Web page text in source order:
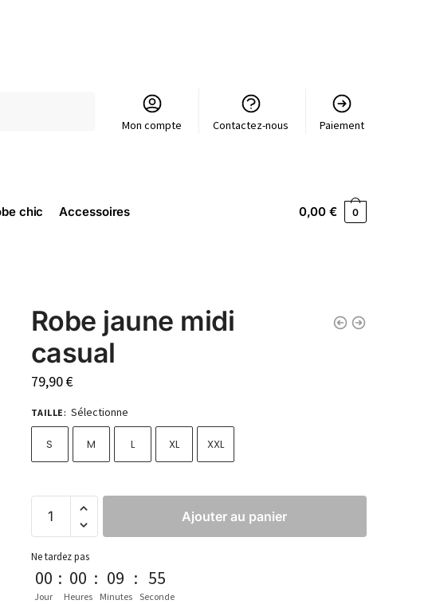
Mon compte Contactez-nous Paiement
chic Accessoires 0,00€ 0
Robe jaune midi
casual
79,90€
TAILLE: Sélectionne
S M L XL XXL
Ajouter au panier
Ne tardez pas
00
Jour
: 00
Heures
: 09
Minutes
: 53
Seconde